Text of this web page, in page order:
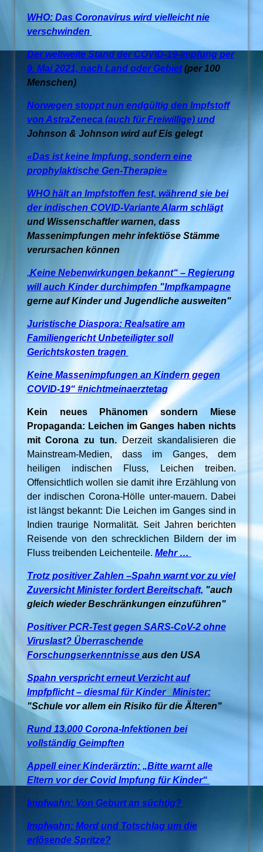
WHO: Das Coronavirus wird vielleicht nie
verschwinden
Der weltweite Stand der COVID-19-Impfung per
9. Mai 2021, nach Land oder Gebiet(per 100
Menschen)
Norwegen stoppt nun endgültig den Impfstoff
von AstraZeneca (auch für Freiwillige) und
Johnson & Johnson wird auf Eis gelegt
«Das ist keine Impfung, sondern eine
prophylaktische Gen-Therapie»
WHO hält an Impfstoffen fest, während sie bei
der indischen COVID-Variante Alarm schlägt
und Wissenschaftler warnen, dass
Massenimpfungen mehr infektiöse Stämme
verursachen können
„Keine Nebenwirkungen bekannt“ – Regierung
will auch Kinder durchimpfen "Impfkampagne
gerne auf Kinder und Jugendliche ausweiten"
Juristische Diaspora: Realsatire am
Familiengericht Unbeteiligter soll
Gerichtskosten tragen
Keine Massenimpfungen an Kindern gegen
COVID-19“ #nichtmeinaerztetag
Kein neues Phänomen sondern Miese
Propaganda: Leichen im Ganges haben nichts
mit Corona zu tun.Derzeit skandalisieren die
Mainstream-Medien, dass im Ganges, dem
heiligen indischen Fluss, Leichen treiben.
Offensichtlich wollen sie damit ihre Erzählung von
der indischen Corona-Hölle unter-mauern. Dabei
ist längst bekannt: Die Leichen im Ganges sind in
Indien traurige Normalität. Seit Jahren berichten
Reisende von den schrecklichen Bildern der im
Fluss treibenden Leichenteile. Mehr …
Trotz positiver Zahlen –Spahn warnt vor zu viel
Zuversicht Minister fordert Bereitschaft, "auch
gleich wieder Beschränkungen einzuführen"
Positiver PCR-Test gegen SARS-CoV-2 ohne
Viruslast? Überraschende
Forschungserkenntnisse aus den USA
Spahn verspricht erneut Verzicht auf
Impfpflicht – diesmal für Kinder Minister:
"Schule vor allem ein Risiko für die Älteren"
Rund 13.000 Corona-Infektionen bei
vollständig Geimpften
Appell einer Kinderärztin: „Bitte warnt alle
Eltern vor der Covid Impfung für Kinder“
Impfwahn: Von Geburt an süchtig?
Impfwahn: Mord und Totschlag um die
erlösende Spritze?